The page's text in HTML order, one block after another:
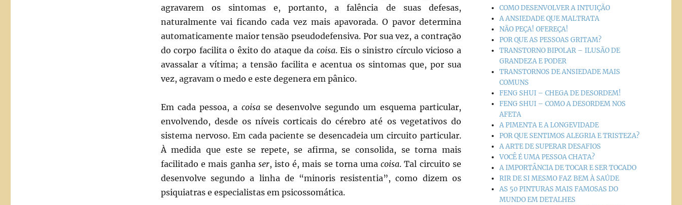
agravarem os sintomas e, portanto, a falência de suas defesas,
naturalmente vai ficando cada vez mais apavorada. O pavor determina
automaticamente maior tensão pseudodefensiva. Por sua vez, a contração
do corpo facilita o êxito do ataque da coisa. Eis o sinistro círculo vicioso a
avassalar a vítima; a tensão facilita e acentua os sintomas que, por sua
vez, agravam o medo e este degenera em pânico.
Em cada pessoa, a coisa se desenvolve segundo um esquema particular,
envolvendo, desde os níveis corticais do cérebro até os vegetativos do
sistema nervoso. Em cada paciente se desencadeia um circuito particular.
À medida que este se repete, se afirma, se consolida, se torna mais
facilitado e mais ganha ser, isto é, mais se torna umacoisa. Tal circuito se
desenvolve segundo a linha de “minoris resistentia”, como dizem os
psiquiatras e especialistas em psicossomática.
COMO DESENVOLVER A INTUIÇÃO
A ANSIEDADE QUE MALTRATA
NÃO PEÇA! OFEREÇA!
POR QUE AS PESSOAS GRITAM?
TRANSTORNO BIPOLAR – ILUSÃO DE
GRANDEZA E PODER
TRANSTORNOS DE ANSIEDADE MAIS
COMUNS
FENG SHUI – CHEGA DE DESORDEM!
FENG SHUI – COMO A DESORDEM NOS
AFETA
A PIMENTA E A LONGEVIDADE
POR QUE SENTIMOS ALEGRIA E TRISTEZA?
A ARTE DE SUPERAR DESAFIOS
VOCÊ É UMA PESSOA CHATA?
A IMPORTÂNCIA DE TOCAR E SER TOCADO
RIR DE SI MESMO FAZ BEM À SAÚDE
AS 50 PINTURAS MAIS FAMOSAS DO
MUNDO EM DETALHES